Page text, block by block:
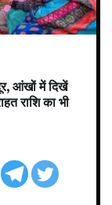
आंखों में दिखें
राशि का भी